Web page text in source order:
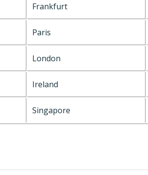
Frankfurt
Paris
London
Ireland
Singapore